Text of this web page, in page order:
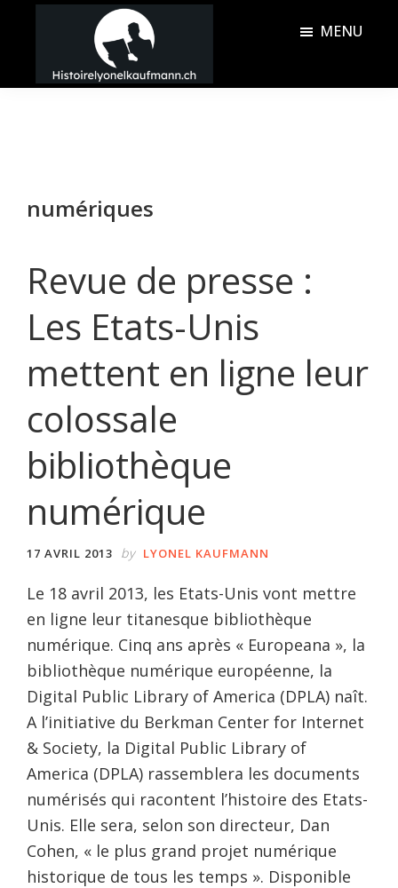
principal
barreHistoire
MENU
numériques
Revue de presse :
Les Etats-Unis
mettent en ligne leur
colossale
bibliothèque
numérique
17 AVRIL 2013 by LYONEL KAUFMANN
Le 18 avril 2013, les Etats-Unis vont mettre
en ligne leur titanesque bibliothèque
numérique. Cinq ans après « Europeana », la
bibliothèque numérique européenne, la
Digital Public Library of America (DPLA) naît.
A l’initiative du Berkman Center for Internet
& Society, la Digital Public Library of
America (DPLA) rassemblera les documents
numérisés qui racontent l’histoire des Etats-
Unis. Elle sera, selon son directeur, Dan
Cohen, « le plus grand projet numérique
historique de tous les temps ». Disponible